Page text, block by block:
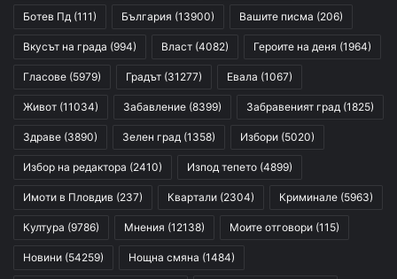
Ботев Пд (111) България (13900) Вашите писма (206)
Вкусът на града (994) Власт (4082) Героите на деня (1964)
Гласове (5979) Градът (31277) Евала (1067)
Живот (11034) Забавление (8399) Забравеният град (1825)
Здраве (3890) Зелен град (1358) Избори (5020)
Избор на редактора (2410) Изпод тепето (4899)
Имоти в Пловдив (237) Квартали (2304) Криминале (5963)
Култура (9786) Мнения (12138) Моите отговори (115)
Новини (54259) Нощна смяна (1484)